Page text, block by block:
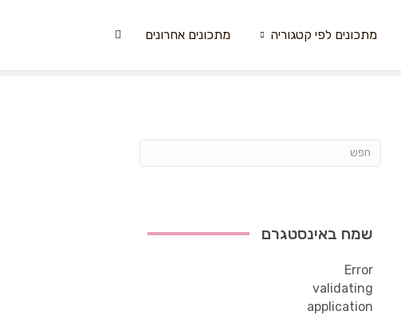
מתכונים לפי קטגוריה מתכונים אחרונים
שמח באינסטגרם
Error
validating
application